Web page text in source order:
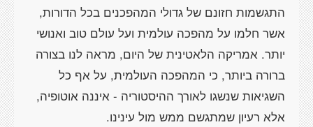
התגשמות חזונם של גדולי המהפכנים בכל הדורות,
אשר חלמו על מהפכה עולמית ועל עולם טוב ואנושי
יותר. אמריקה הלאטינית של היום, מראה לנו בצורה
ברורה ביותר, כי המהפכה העולמית, על אף כל
השגיאות שנשגו לאורך ההיסטוריה - איננה אוטופיה,
אלא רעיון שמתגשם ממש מול עינינו.